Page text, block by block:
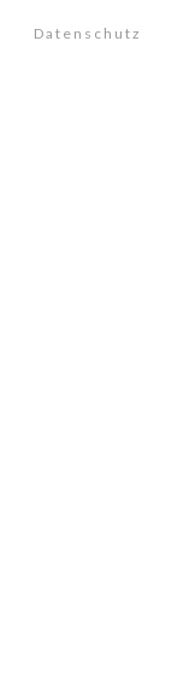
Datenschutz